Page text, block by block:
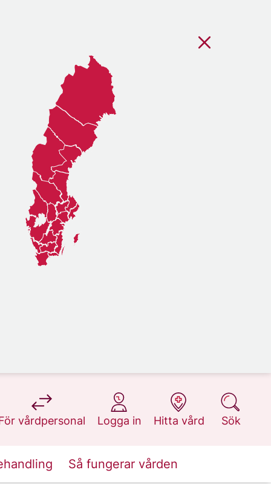
vårdpersonal
på 1177.se
Logga in
på 1177.se
Hitta vård
på 1177.se
Sök
på 1177.se
Så fungerar vården